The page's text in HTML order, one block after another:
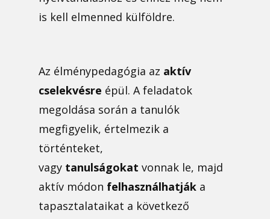
is kell elmenned külföldre.
Az élménypedagógia az aktív
cselekvésre épül. A feladatok
megoldása során a tanulók
megfigyelik, értelmezik a
történteket,
vagy tanulságokat vonnak le, majd
aktív módon felhasználhatják a
tapasztalataikat a következő